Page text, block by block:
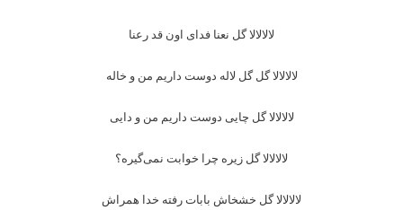
لالالالا گل نعنا فدای اون قد رعنا
لالالالا گل گل لاله دوست داریم من و خاله
لالالالا گل چایی دوست داریم من و دایی
لالالالا گل زیره چرا خوابت نمی‌گیره؟
لالالالا گل خشخاش بابات رفته خدا همراش